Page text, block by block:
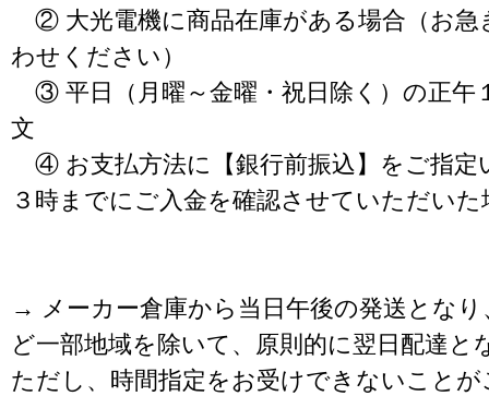
② 大光電機に商品在庫がある場合（お急
わせください）
③ 平日（月曜～金曜・祝日除く）の正午
文
④ お支払方法に【銀行前振込】をご指定
３時までにご入金を確認させていただいた
→ メーカー倉庫から当日午後の発送となり
ど一部地域を除いて、原則的に翌日配達と
ただし、時間指定をお受けできないこと